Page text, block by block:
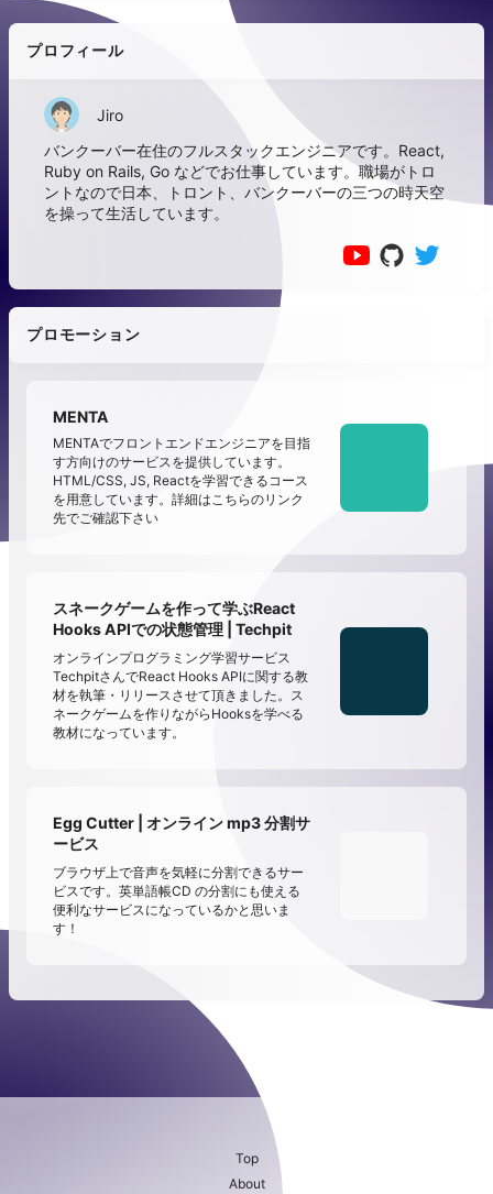
プロフィール
Jiro
バンクーバー在住のフルスタックエンジニアです。React,
Ruby on Rails, Go などでお仕事しています。職場がトロ
ントなので日本、トロント、バンクーバーの三つの時天空
を操って生活しています。
プロモーション
MENTA
MENTAでフロントエンドエンジニアを目指
す方向けのサービスを提供しています。
HTML/CSS, JS, Reactを学習できるコース
を用意しています。詳細はこちらのリンク
先でご確認下さい
スネークゲームを作って学ぶReact
Hooks APIでの状態管理 | Techpit
オンラインプログラミング学習サービス
TechpitさんでReact Hooks APIに関する教
材を執筆・リリースさせて頂きました。ス
ネークゲームを作りながらHooksを学べる
教材になっています。
Egg Cutter | オンライン mp3 分割サ
ービス
ブラウザ上で音声を気軽に分割できるサー
ビスです。英単語帳CD の分割にも使える
便利なサービスになっているかと思いま
す！
Top
About